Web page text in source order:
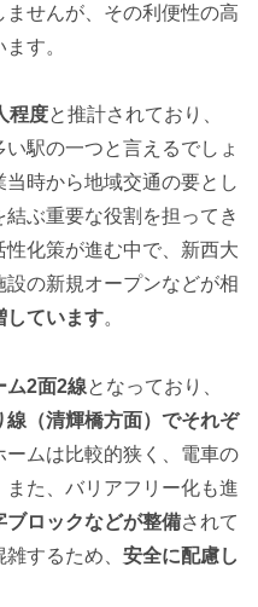
せんが、その利便性の高
す。
程度と推計されており、
駅の一つと言えるでしょ
時から地域交通の要とし
ぶ重要な役割を担ってき
化策が進む中で、新西大
の新規オープンなどが相
しています。
ム2面2線となっており、
線（清輝橋方面）でそれぞ
ームは比較的狭く、電車の
また、バリアフリー化も進
ブロックなどが整備されて
するため、 安全に配慮し